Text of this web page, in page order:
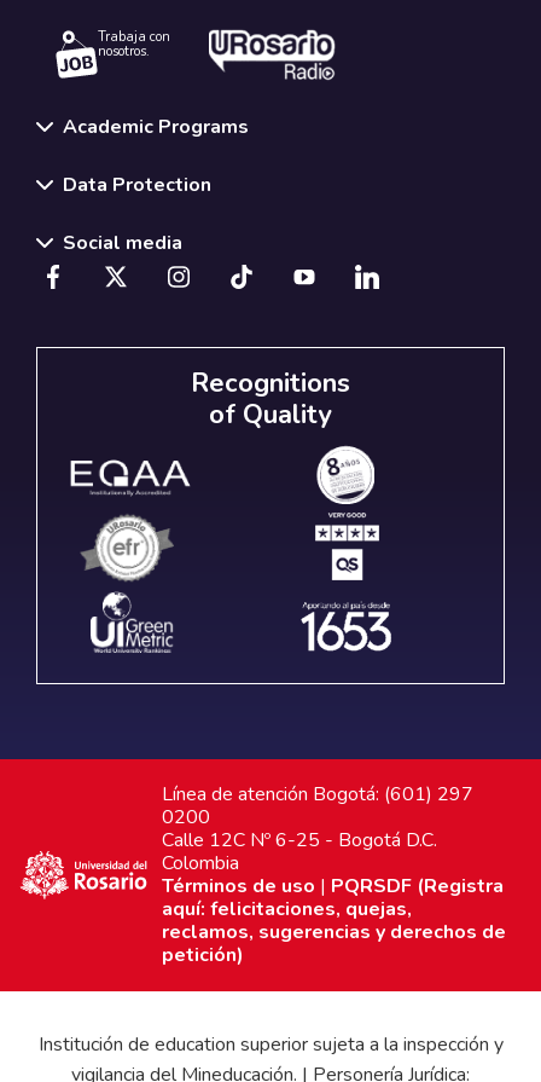
Trabaja con
nosotros.
Academic Programs
Data Protection
Social media
Recognitions
of Quality
Línea de atención Bogotá: (601) 297
0200
Calle 12C Nº 6-25 - Bogotá D.C.
Colombia
Términos de uso | PQRSDF (Registra
aquí: felicitaciones, quejas,
reclamos, sugerencias y derechos de
petición)
Institución de education superior sujeta a la inspección y
vigilancia del Mineducación. | Personería Jurídica: